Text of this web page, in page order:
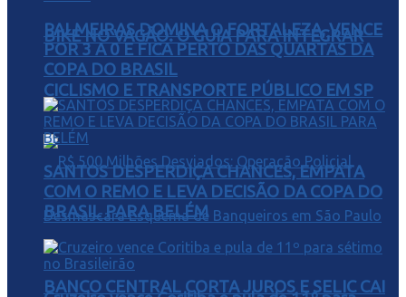
BIKE NO VAGÃO: O GUIA PARA INTEGRAR
CICLISMO E TRANSPORTE PÚBLICO EM SP
BANCO CENTRAL CORTA JUROS E SELIC CAI
PALMEIRAS DOMINA O FORTALEZA, VENCE
POR 3 A 0 E FICA PERTO DAS QUARTAS DA
COPA DO BRASIL
SANTOS DESPERDIÇA CHANCES, EMPATA
COM O REMO E LEVA DECISÃO DA COPA DO
BRASIL PARA BELÉM